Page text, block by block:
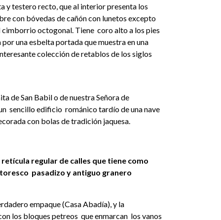
y testero recto, que al interior presenta los
con bóvedas de cañón con lunetos excepto
cimborrio octogonal. Tiene coro alto a los pies
una esbelta portada que muestra en una
colección de retablos de los siglos
de San Babil o de nuestra Señora de
sencillo edificio románico tardío de una nave
con bolas de tradición jaquesa.
regular de calles que tiene como
pasadizo y antiguo granero
empaque (Casa Abadía), y la
los bloques petreos que enmarcan los vanos